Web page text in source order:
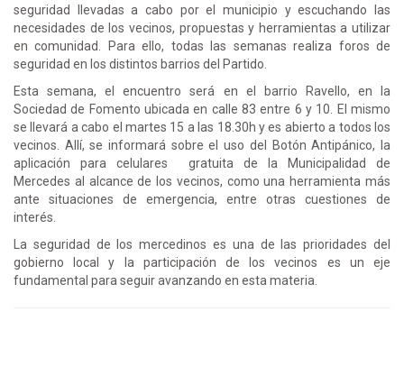
seguridad llevadas a cabo por el municipio y escuchando las
necesidades de los vecinos, propuestas y herramientas a utilizar
en comunidad. Para ello, todas las semanas realiza foros de
seguridad en los distintos barrios del Partido.
Esta semana, el encuentro será en el barrio Ravello, en la
Sociedad de Fomento ubicada en calle 83 entre 6 y 10. El mismo
se llevará a cabo el martes 15 a las 18.30h y es abierto a todos los
vecinos. Allí, se informará sobre el uso del Botón Antipánico, la
aplicación para celulares gratuita de la Municipalidad de
Mercedes al alcance de los vecinos, como una herramienta más
ante situaciones de emergencia, entre otras cuestiones de
interés.
La seguridad de los mercedinos es una de las prioridades del
gobierno local y la participación de los vecinos es un eje
fundamental para seguir avanzando en esta materia.